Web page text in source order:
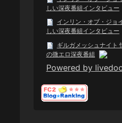
しい深夜番組インタビュー
インリン・オブ・ジョ
しい深夜番組インタビュー
ギルガメッシュナイト
の微エロ深夜番組
Powered by